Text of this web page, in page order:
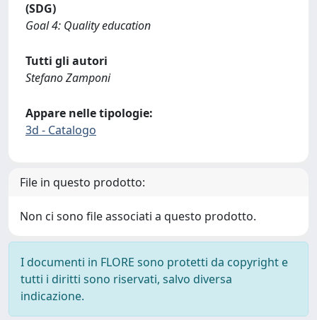
(SDG)
Goal 4: Quality education
Tutti gli autori
Stefano Zamponi
Appare nelle tipologie:
3d - Catalogo
File in questo prodotto:
Non ci sono file associati a questo prodotto.
I documenti in FLORE sono protetti da copyright e
tutti i diritti sono riservati, salvo diversa
indicazione.